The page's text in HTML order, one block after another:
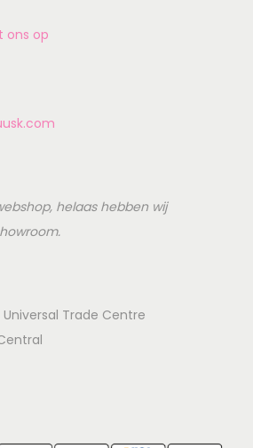
ons op
helaas hebben wij
Trade Centre